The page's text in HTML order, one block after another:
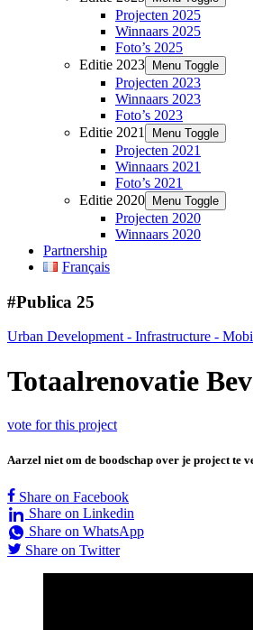
Projecten 2025
Winnaars 2025
Foto’s 2025
Editie 2023
Menu Toggle
Projecten 2023
Winnaars 2023
Foto’s 2023
Editie 2021
Menu Toggle
Projecten 2021
Winnaars 2021
Foto’s 2021
Editie 2020
Menu Toggle
Projecten 2020
Winnaars 2020
Partnership
Français
#Publica 25
Urban Development - Infrastructure -
Totaalrenovatie
vote for this project
Aarzel niet om de boodschap over je project te
Share on Facebook
Share on Linkedin
Share on WhatsApp
Share on Twitter